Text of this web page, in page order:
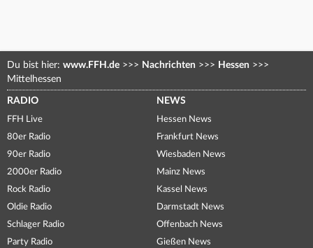
Du bist hier: www.FFH.de >>> Nachrichten >>> Hessen >>>
Mittelhessen
RADIO
FFH Live
80er Radio
90er Radio
2000er Radio
Rock Radio
Oldie Radio
Schlager Radio
Party Radio
NEWS
Hessen News
Frankfurt News
Wiesbaden News
Mainz News
Kassel News
Darmstadt News
Offenbach News
Gießen News